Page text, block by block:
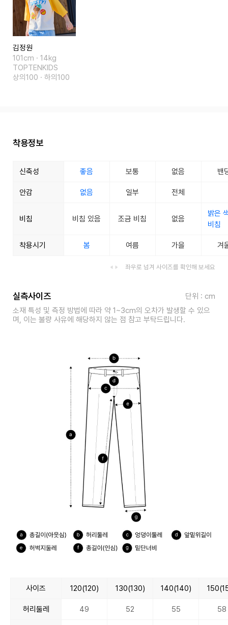
김정원
101cm · 14kg
TOPTENKIDS
상의100 · 하의100
착용정보
신축성 좋음 보통 없음 밴
안감 없음 일부 전체
비침 비침 있음 조금 비침 없음
밝은
비침
착용시기 봄 여름 가을 겨
좌우로 넘겨 사이즈를 확인해 보세요
실측사이즈
단위 : cm
소재 특성 및 측정 방법에 따라 약 1~3cm의 오차가 발생할 수 있으
며, 이는 불량 사유에 해당하지 않는 점 참고 부탁드립니다.
사이즈 120(120) 130(130) 140(140)
허리둘레 49 52 55 58